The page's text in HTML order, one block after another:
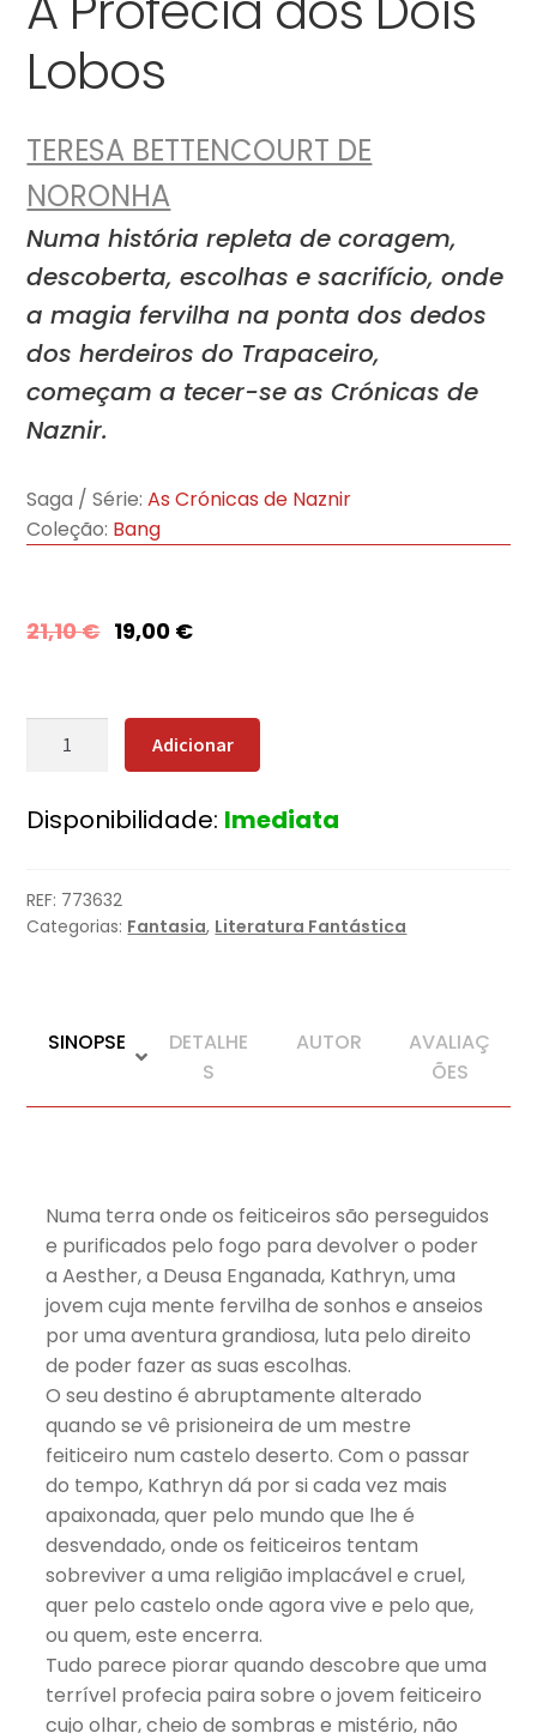
Lobos
TERESA BETTENCOURT DE
NORONHA
Numa história repleta de coragem,
descoberta, escolhas e sacrifício, onde
a magia fervilha na ponta dos dedos
dos herdeiros do Trapaceiro,
começam a tecer-se as Crónicas de
Naznir.
Saga / Série: As Crónicas de Naznir
Coleção: Bang
21,10€ 19,00 €
Quantidade
Profecia
Lobos
Adicionar
Disponibilidade: Imediata
REF: 773632
Categorias: Fantasia, Literatura Fantástica
SINOPSE
DETALHE
S
AUTOR
AVALIAÇ
ÕES
Numa terra onde os feiticeiros são perseguidos
e purificados pelo fogo para devolver o poder
a Aesther, a Deusa Enganada, Kathryn, uma
jovem cuja mente fervilha de sonhos e anseios
por uma aventura grandiosa, luta pelo direito
de poder fazer as suas escolhas.
O seu destino é abruptamente alterado
quando se vê prisioneira de um mestre
feiticeiro num castelo deserto. Com o passar
do tempo, Kathryn dá por si cada vez mais
apaixonada, quer pelo mundo que lhe é
desvendado, onde os feiticeiros tentam
sobreviver a uma religião implacável e cruel,
quer pelo castelo onde agora vive e pelo que,
ou quem, este encerra.
Tudo parece piorar quando descobre que uma
terrível profecia paira sobre o jovem feiticeiro
cujo olhar, cheio de sombras e mistério, não